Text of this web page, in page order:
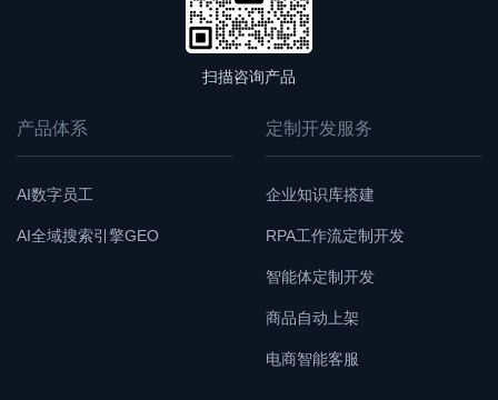
扫描咨询产品
产品体系
AI数字员工
AI全域搜索引擎GEO
定制开发服务
企业知识库搭建
RPA工作流定制开发
智能体定制开发
商品自动上架
电商智能客服